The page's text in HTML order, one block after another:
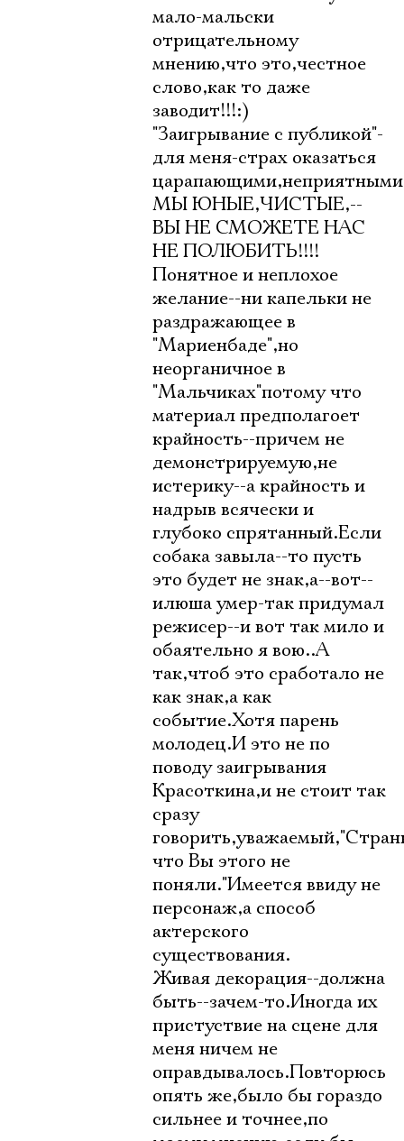
мало-мальски
отрицательному
мнению,что это,честное
слово,как то даже
заводит!!!:)
"Заигрывание с публикой"-
для меня-страх оказаться
МЫ ЮНЫЕ,ЧИСТЫЕ,--
ВЫ НЕ СМОЖЕТЕ НАС
НЕ ПОЛЮБИТЬ!!!!
Понятное и неплохое
желание--ни капельки не
раздражающее в
"Мариенбаде",но
неорганичное в
"Мальчиках"потому что
материал предполагоет
крайность--причем не
демонстрируемую,не
истерику--а крайность и
надрыв всячески и
глубоко спрятанный.Если
собака завыла--то пусть
это будет не знак,а--вот--
илюша умер-так придумал
режисер--и вот так мило и
обаятельно я вою..А
так,чтоб это сработало не
как знак,а как
событие.Хотя парень
молодец.И это не по
поводу заигрывания
Красоткина,и не стоит так
сразу
что Вы этого не
поняли."Имеется ввиду не
персонаж,а способ
актерского
существования.
Живая декорация--должна
быть--зачем-то.Иногда их
пристуствие на сцене для
меня ничем не
оправдывалось.Повторюсь
опять же,было бы гораздо
сильнее и точнее,по